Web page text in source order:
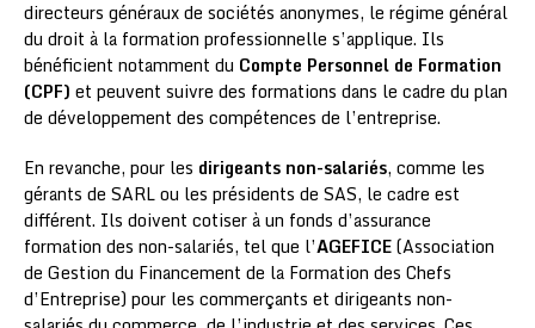
directeurs généraux de sociétés anonymes, le régime général
du droit à la formation professionnelle s’applique. Ils
bénéficient notamment du Compte Personnel de Formation
(CPF) et peuvent suivre des formations dans le cadre du plan
de développement des compétences de l’entreprise.
En revanche, pour les dirigeants non-salariés, comme les
gérants de SARL ou les présidents de SAS, le cadre est
différent. Ils doivent cotiser à un fonds d’assurance
formation des non-salariés, tel que l’AGEFICE(Association
de Gestion du Financement de la Formation des Chefs
d’Entreprise) pour les commerçants et dirigeants non-